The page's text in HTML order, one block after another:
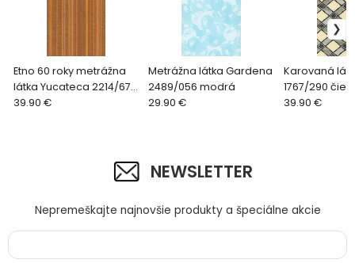
Etno 60 roky metrážna
látka Yucateca 2214/672
hnedá
39.90 €
Metrážna látka Gardena
2489/056 modrá
29.90 €
Karovaná
1767/290
39.90 €
NEWSLETTER
Nepremeškajte najnovšie produkty a špeciálne akcie